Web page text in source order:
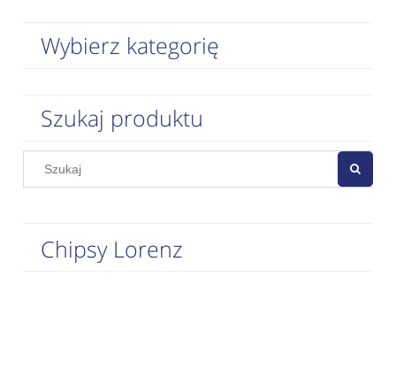
Wybierz kategorię
Szukaj produktu
Chipsy Lorenz